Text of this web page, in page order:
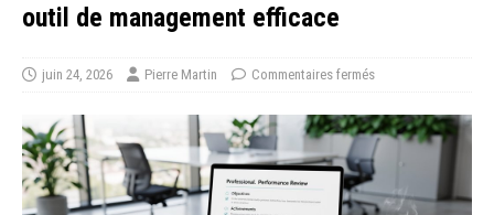
outil de management efficace
juin 24, 2026 Pierre Martin Commentaires fermés